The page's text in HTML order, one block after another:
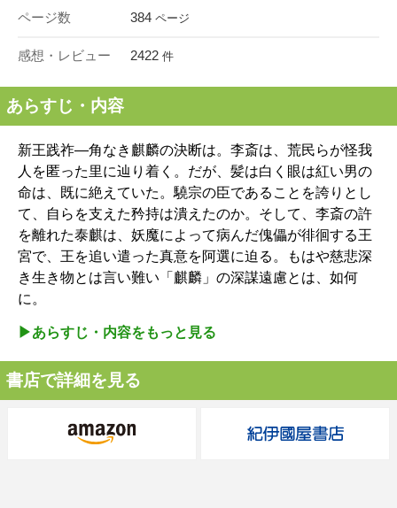
ページ数 384 ページ
感想・レビュー 2422 件
あらすじ・内容
新王践祚―角なき麒麟の決断は。李斎は、荒民らが怪我
人を匿った里に辿り着く。だが、髪は白く眼は紅い男の
命は、既に絶えていた。驍宗の臣であることを誇りとし
て、自らを支えた矜持は潰えたのか。そして、李斎の許
を離れた泰麒は、妖魔によって病んだ傀儡が徘徊する王
宮で、王を追い遣った真意を阿選に迫る。もはや慈悲深
き生き物とは言い難い「麒麟」の深謀遠慮とは、如何
に。
▶︎あらすじ・内容をもっと見る
書店で詳細を見る